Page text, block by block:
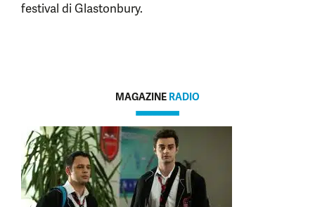
festival di Glastonbury.
MAGAZINE RADIO